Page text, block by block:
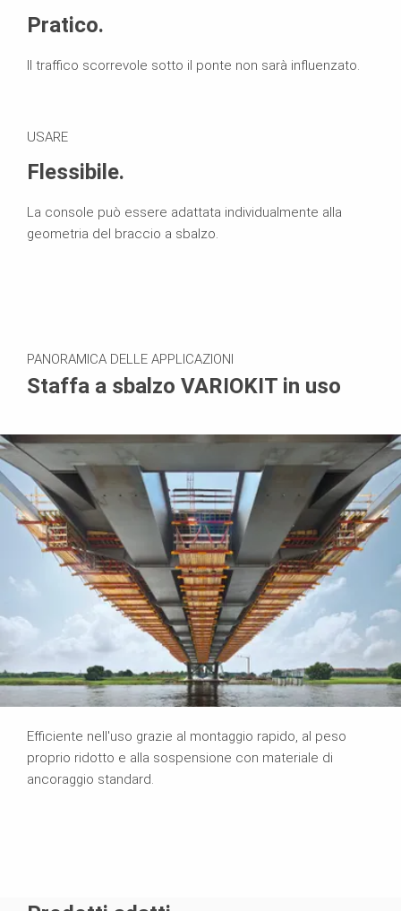
Pratico.
Il traffico scorrevole sotto il ponte non sarà influenzato.
USARE
Flessibile.
La console può essere adattata individualmente alla
geometria del braccio a sbalzo.
PANORAMICA DELLE APPLICAZIONI
Staffa a sbalzo VARIOKIT in uso
Efficiente nell'uso grazie al montaggio rapido, al peso
proprio ridotto e alla sospensione con materiale di
ancoraggio standard.